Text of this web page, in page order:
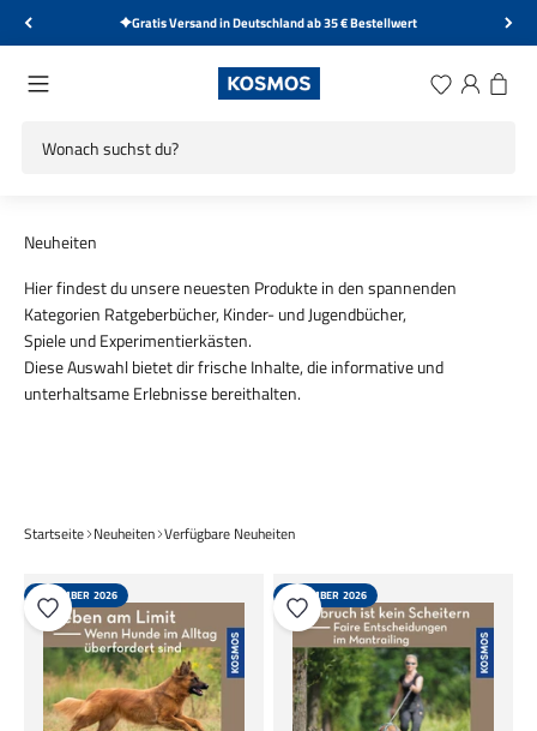
Zum Inhalt springen
Kostenlose Rücksendung innerhalb von 14 Tagen
Menü KOSMOS Verlag Wunschliste
Anmelden
Hier findest du unsere neuesten Produkte in den spannenden
Kategorien Ratgeberbücher,Kinder- und Jugendbücher,
SpieleundExperimentierkästen.
Diese Auswahl bietet dir frische Inhalte, die informative und
unterhaltsame Erlebnisse bereithalten.
Startseite Neuheiten Verfügbare Neuheiten
NOVEMBER 2026 NOVEMBER 2026